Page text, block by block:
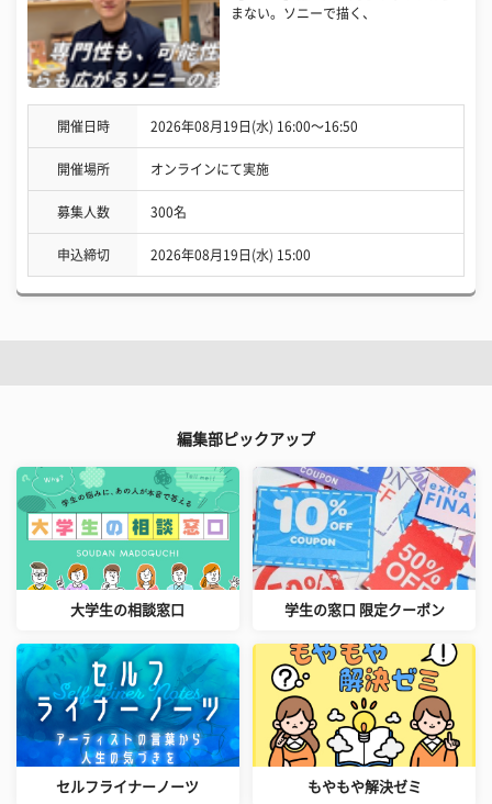
まない。ソニーで描く、
開催日時 2026年08月19日(水) 16:00〜16:50
開催場所 オンラインにて実施
募集人数 300名
申込締切 2026年08月19日(水) 15:00
編集部ピックアップ
大学生の相談窓口 学生の窓口 限定クーポン
セルフライナーノーツ もやもや解決ゼミ